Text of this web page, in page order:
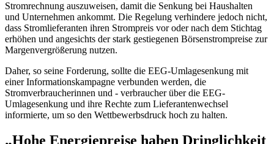
Stromrechnung auszuweisen, damit die Senkung bei Haushalten
und Unternehmen ankommt. Die Regelung verhindere jedoch nicht,
dass Stromlieferanten ihren Strompreis vor oder nach dem Stichtag
erhöhen und angesichts der stark gestiegenen Börsenstrompreise zur
Margenvergrößerung nutzen.
Daher, so seine Forderung, sollte die EEG-Umlagesenkung mit
einer Informationskampagne verbunden werden, die
Stromverbraucherinnen und - verbraucher über die EEG-
Umlagesenkung und ihre Rechte zum Lieferantenwechsel
informierte, um so den Wettbewerbsdruck hoch zu halten.
„Hohe Energiepreise haben Dringlichkeit